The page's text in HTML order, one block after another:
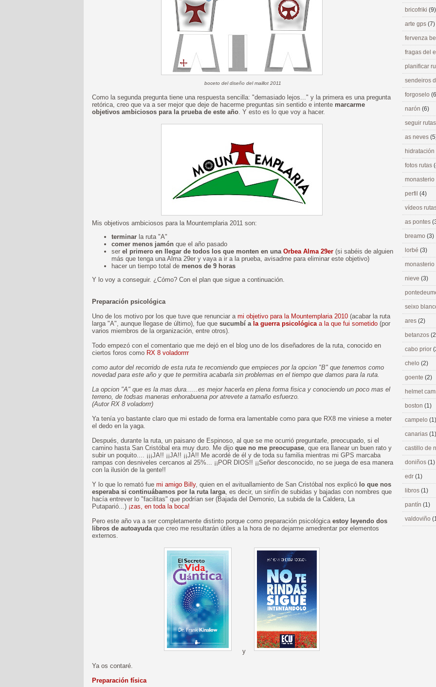
boceto del diseño del maillot 2011
Como la segunda pregunta tiene una respuesta sencilla: "demasiado lejos..." y la primera es una pregunta
retórica, creo que va a ser mejor que deje de hacerme preguntas sin sentido e intente marcarme
objetivos ambiciosos para la prueba de este año. Y esto es lo que voy a hacer.
Mis objetivos ambiciosos para la Mountemplaria 2011 son:
terminar la ruta "A"
comer menos jamón que el año pasado
ser el primero en llegar de todos los que monten en una Orbea Alma 29er (si sabéis de alguien
más que tenga una Alma 29er y vaya a ir a la prueba, avisadme para eliminar este objetivo)
hacer un tiempo total de menos de 9 horas
Y lo voy a conseguir. ¿Cómo? Con el plan que sigue a continuación.
Preparación psicológica
Uno de los motivo por los que tuve que renunciar a mi objetivo para la Mountemplaria 2010 (acabar la ruta
larga "A", aunque llegase de último), fue que sucumbí a la guerra psicológicaa la que fui sometido (por
varios miembros de la organización, entre otros).
Todo empezó con el comentario que me dejó en el blog uno de los diseñadores de la ruta, conocido en
ciertos foros como RX 8 voladorrrr
como autor del recorrido de esta ruta te recomiendo que empieces por la opcion "B" que tenemos como
novedad para este año y que te permitira acabarla sin problemas en el tiempo que damos para la ruta.
La opcion "A" que es la mas dura......es mejor hacerla en plena forma fisica y conociendo un poco mas el
terreno, de todsas maneras enhorabuena por atrevete a tamaño esfuerzo.
(Autor RX 8 voladorrr)
Ya tenía yo bastante claro que mi estado de forma era lamentable como para que RX8 me viniese a meter
el dedo en la yaga.
Después, durante la ruta, un paisano de Espinoso, al que se me ocurrió preguntarle, preocupado, si el
camino hasta San Cristóbal era muy duro. Me dijo que no me preocupase, que era llanear un buen rato y
subir un poquito.... ¡¡¡JA!! ¡¡JA!! ¡¡JA!! Me acordé de él y de toda su familia mientras mi GPS marcaba
rampas con desniveles cercanos al 25%... ¡¡POR DIOS!! ¡¡Señor desconocido, no se juega de esa manera
con la ilusión de la gente!!
Y lo que lo remató fue mi amigo Billy, quien en el avituallamiento de San Cristóbal nos explicó lo que nos
esperaba si continuábamos por la ruta larga, es decir, un sinfín de subidas y bajadas con nombres que
hacía entrever lo "facilitas" que podrían ser (Bajada del Demonio, La subida de la Caldera, La
Putaparió...) ¡zas, en toda la boca!
Pero este año va a ser completamente distinto porque como preparación psicológica estoy leyendo dos
libros de autoayudaque creo me resultarán útiles a la hora de no dejarme amedrentar por elementos
externos.
y
Ya os contaré.
Preparación física
bricofriki (9)
arte gps (7)
fervenza
fragas del
planificar
sendeiros
forgoselo
narón (6)
seguir
as neves
hidratación
fotos rutas
perfil (4)
vídeos
as pontes
breamo (3)
lorbé (3)
nieve (3)
seixo
ares (2)
betanzos
cabo prior
chelo (2)
goente (2)
helmet
boston (1)
campelo (1)
canarias (1)
castillo de
doniños (1)
edr (1)
libros (1)
pantín (1)
valdoviño